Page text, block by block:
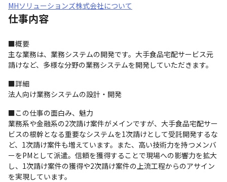
MHソリューションズ株式会社について
仕事内容
■概要
主な業務は、業務システムの開発です。大手食品宅配サービス元
請けなど、多様な分野の業務システムを開発していただきます。
■詳細
法人向け業務システムの設計・開発
■この仕事の面白み、魅力
業務系や金融系の2次請け案件がメインですが、大手食品宅配サー
ビスの根幹となる重要なシステムを1次請けとして受託開発するな
ど、1次請け案件も増えています。また、高い技術力を持つメンバ
ーをPMとして派遣。信頼を獲得することで現場への影響力を拡大
し、1次請け案件の獲得や2次請け案件の上流工程からのアサイン
を実現しています。